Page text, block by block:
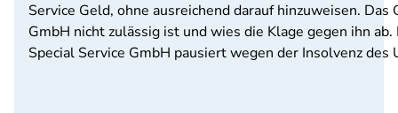
Service Geld, ohne ausreichend darauf hinzuweisen.
GmbH nicht zulässig ist und wies die Klage gegen ihn
Special Service GmbH pausiert wegen der Insolvenz des